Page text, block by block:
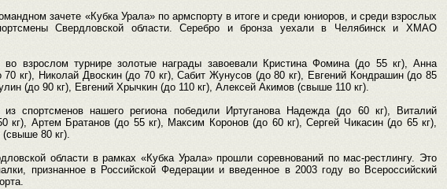
зачете «Кубка Урала» по армспорту в итоге и среди юниоров, и среди взрослых
Свердловской области. Серебро и бронза уехали в Челябинск и ХМАО
во взрослом турнире золотые награды завоевали Кристина Фомина (до 55 кг), Анна
70 кг), Николай Двоскин (до 70 кг), Сабит Жунусов (до 80 кг), Евгений Кондрашин (до 85
(до 90 кг), Евгений Хрычкин (до 110 кг), Алексей Акимов (свыше 110 кг).
спортсменов нашего региона победили Иртуганова Надежда (до 60 кг), Виталий
кг), Артем Братанов (до 55 кг), Максим Коронов (до 60 кг), Сергей Чикасин (до 65 кг),
80 кг).
области в рамках «Кубка Урала» прошли соревнований по мас-рестлингу. Это
признанное в Российской Федерации и введенное в 2003 году во Всероссийский